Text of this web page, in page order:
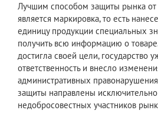
Лучшим способом защиты рынка от
является маркировка, то есть
единицу продукции специальных
получить всю информацию о
достигла своей цели, государство
ответственность и внесло
административных
защиты направлены
недобросовестных участников